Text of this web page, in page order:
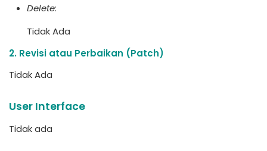
Delete:
Tidak Ada
2. Revisi atau Perbaikan (Patch)
Tidak Ada
User Interface
Tidak ada